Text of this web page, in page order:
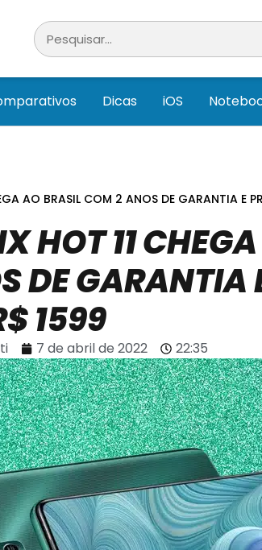
Dicas iOS
AO BRASIL COM 2 ANOS DE GARANTIA E
HOT 11
DE GARANTIA
1599
7 de abril de 2022 22:35